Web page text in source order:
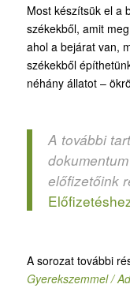
Most készítsük el a
székekből, amit
ahol a bejárat van,
székekből
néhány állatot –
A további
előfizetőink
A sorozat további
Gyerekszemmel /